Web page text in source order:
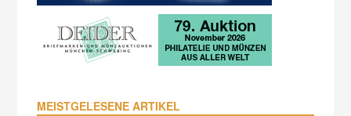
MEISTGELESENE ARTIKEL